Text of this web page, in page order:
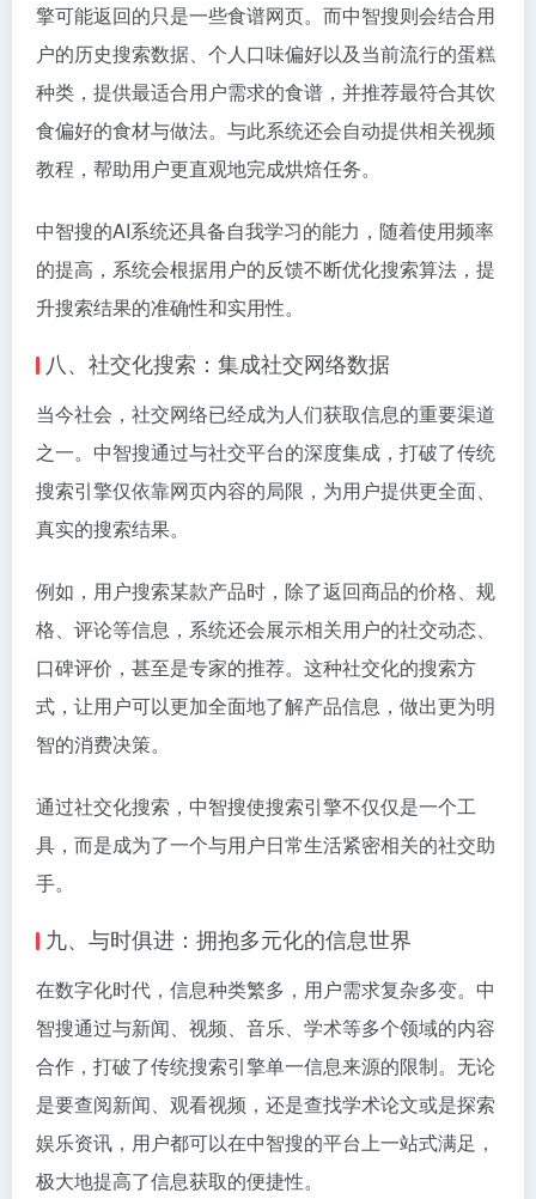
擎可能返回的只是一些食谱网页。而中智搜则会结合用
户的历史搜索数据、个人口味偏好以及当前流行的蛋糕
种类，提供最适合用户需求的食谱，并推荐最符合其饮
食偏好的食材与做法。与此系统还会自动提供相关视频
教程，帮助用户更直观地完成烘焙任务。
中智搜的AI系统还具备自我学习的能力，随着使用频率
的提高，系统会根据用户的反馈不断优化搜索算法，提
升搜索结果的准确性和实用性。
八、社交化搜索：集成社交网络数据
当今社会，社交网络已经成为人们获取信息的重要渠道
之一。中智搜通过与社交平台的深度集成，打破了传统
搜索引擎仅依靠网页内容的局限，为用户提供更全面、
真实的搜索结果。
例如，用户搜索某款产品时，除了返回商品的价格、规
格、评论等信息，系统还会展示相关用户的社交动态、
口碑评价，甚至是专家的推荐。这种社交化的搜索方
式，让用户可以更加全面地了解产品信息，做出更为明
智的消费决策。
通过社交化搜索，中智搜使搜索引擎不仅仅是一个工
具，而是成为了一个与用户日常生活紧密相关的社交助
手。
九、与时俱进：拥抱多元化的信息世界
在数字化时代，信息种类繁多，用户需求复杂多变。中
智搜通过与新闻、视频、音乐、学术等多个领域的内容
合作，打破了传统搜索引擎单一信息来源的限制。无论
是要查阅新闻、观看视频，还是查找学术论文或是探索
娱乐资讯，用户都可以在中智搜的平台上一站式满足，
极大地提高了信息获取的便捷性。